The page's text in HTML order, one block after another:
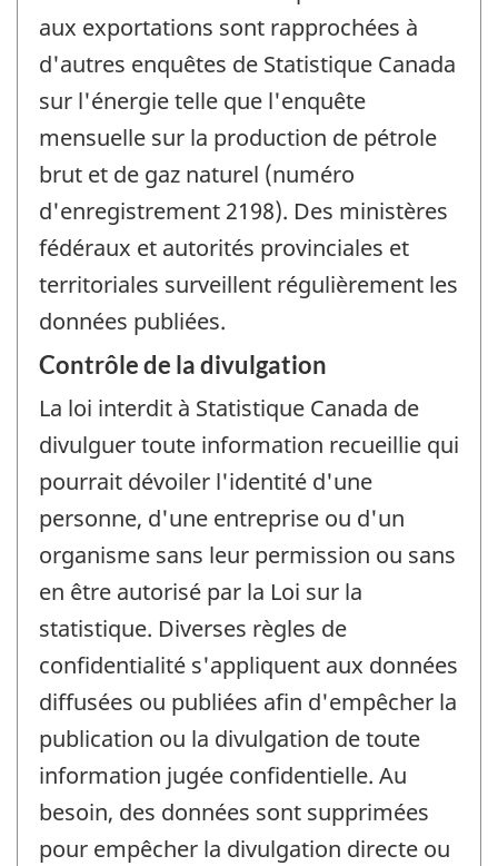
aux exportations sont rapprochées à
d'autres enquêtes de Statistique Canada
sur l'énergie telle que l'enquête
mensuelle sur la production de pétrole
brut et de gaz naturel (numéro
d'enregistrement 2198). Des ministères
fédéraux et autorités provinciales et
territoriales surveillent régulièrement les
données publiées.
Contrôle de la divulgation
La loi interdit à Statistique Canada de
divulguer toute information recueillie qui
pourrait dévoiler l'identité d'une
personne, d'une entreprise ou d'un
organisme sans leur permission ou sans
en être autorisé par la Loi sur la
statistique. Diverses règles de
confidentialité s'appliquent aux données
diffusées ou publiées afin d'empêcher la
publication ou la divulgation de toute
information jugée confidentielle. Au
besoin, des données sont supprimées
pour empêcher la divulgation directe ou